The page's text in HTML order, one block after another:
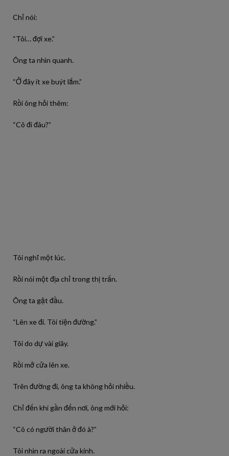
Chỉ nói:
“Tôi… đợi xe.”
Ông ta nhìn quanh.
“Ở đây ít xe buýt lắm.”
Rồi ông hỏi thêm:
“Cô đi đâu?”
Tôi nghĩ một lúc.
Rồi nói một địa chỉ trong thị trấn.
Ông ta gật đầu.
“Lên xe đi. Tôi tiện đường.”
Tôi do dự vài giây.
Rồi mở cửa lên xe.
Trên đường đi, ông ta không hỏi nhiều.
Chỉ đến khi gần đến nơi, ông mới hỏi:
“Cô có người thân ở đó à?”
Tôi nhìn ra ngoài cửa kính.